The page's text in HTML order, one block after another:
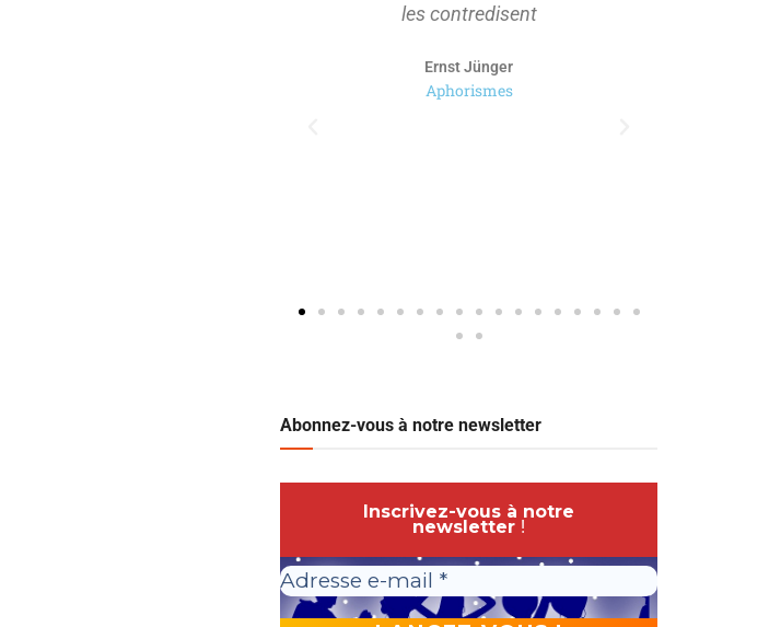
les contredisent
Ernst Jünger
Aphorismes
Abonnez-vous à notre newsletter
Inscrivez-vous à notre
newsletter !